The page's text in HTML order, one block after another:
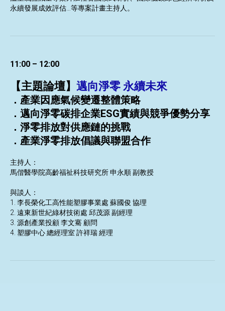
永續發展成效評估…等專案計畫主持人。
11:00 – 12:00
【主題論壇】 邁向淨零 永續未來
．產業因應氣候變遷整體策略
．邁向淨零碳排企業ESG實績與競爭優勢分享
．淨零排放對供應鏈的挑戰
．產業淨零排放倡議與聯盟合作
主持人：
馬偕醫學院高齡福祉科技研究所 申永順 副教授
與談人：
1. 李長榮化工高性能塑膠事業處 蘇國俊 協理
2. 遠東新世紀綠材技術處 邱茂源 副經理
3. 源創產業投顧 李文騫 顧問
4. 塑膠中心 總經理室 許祥瑞 經理